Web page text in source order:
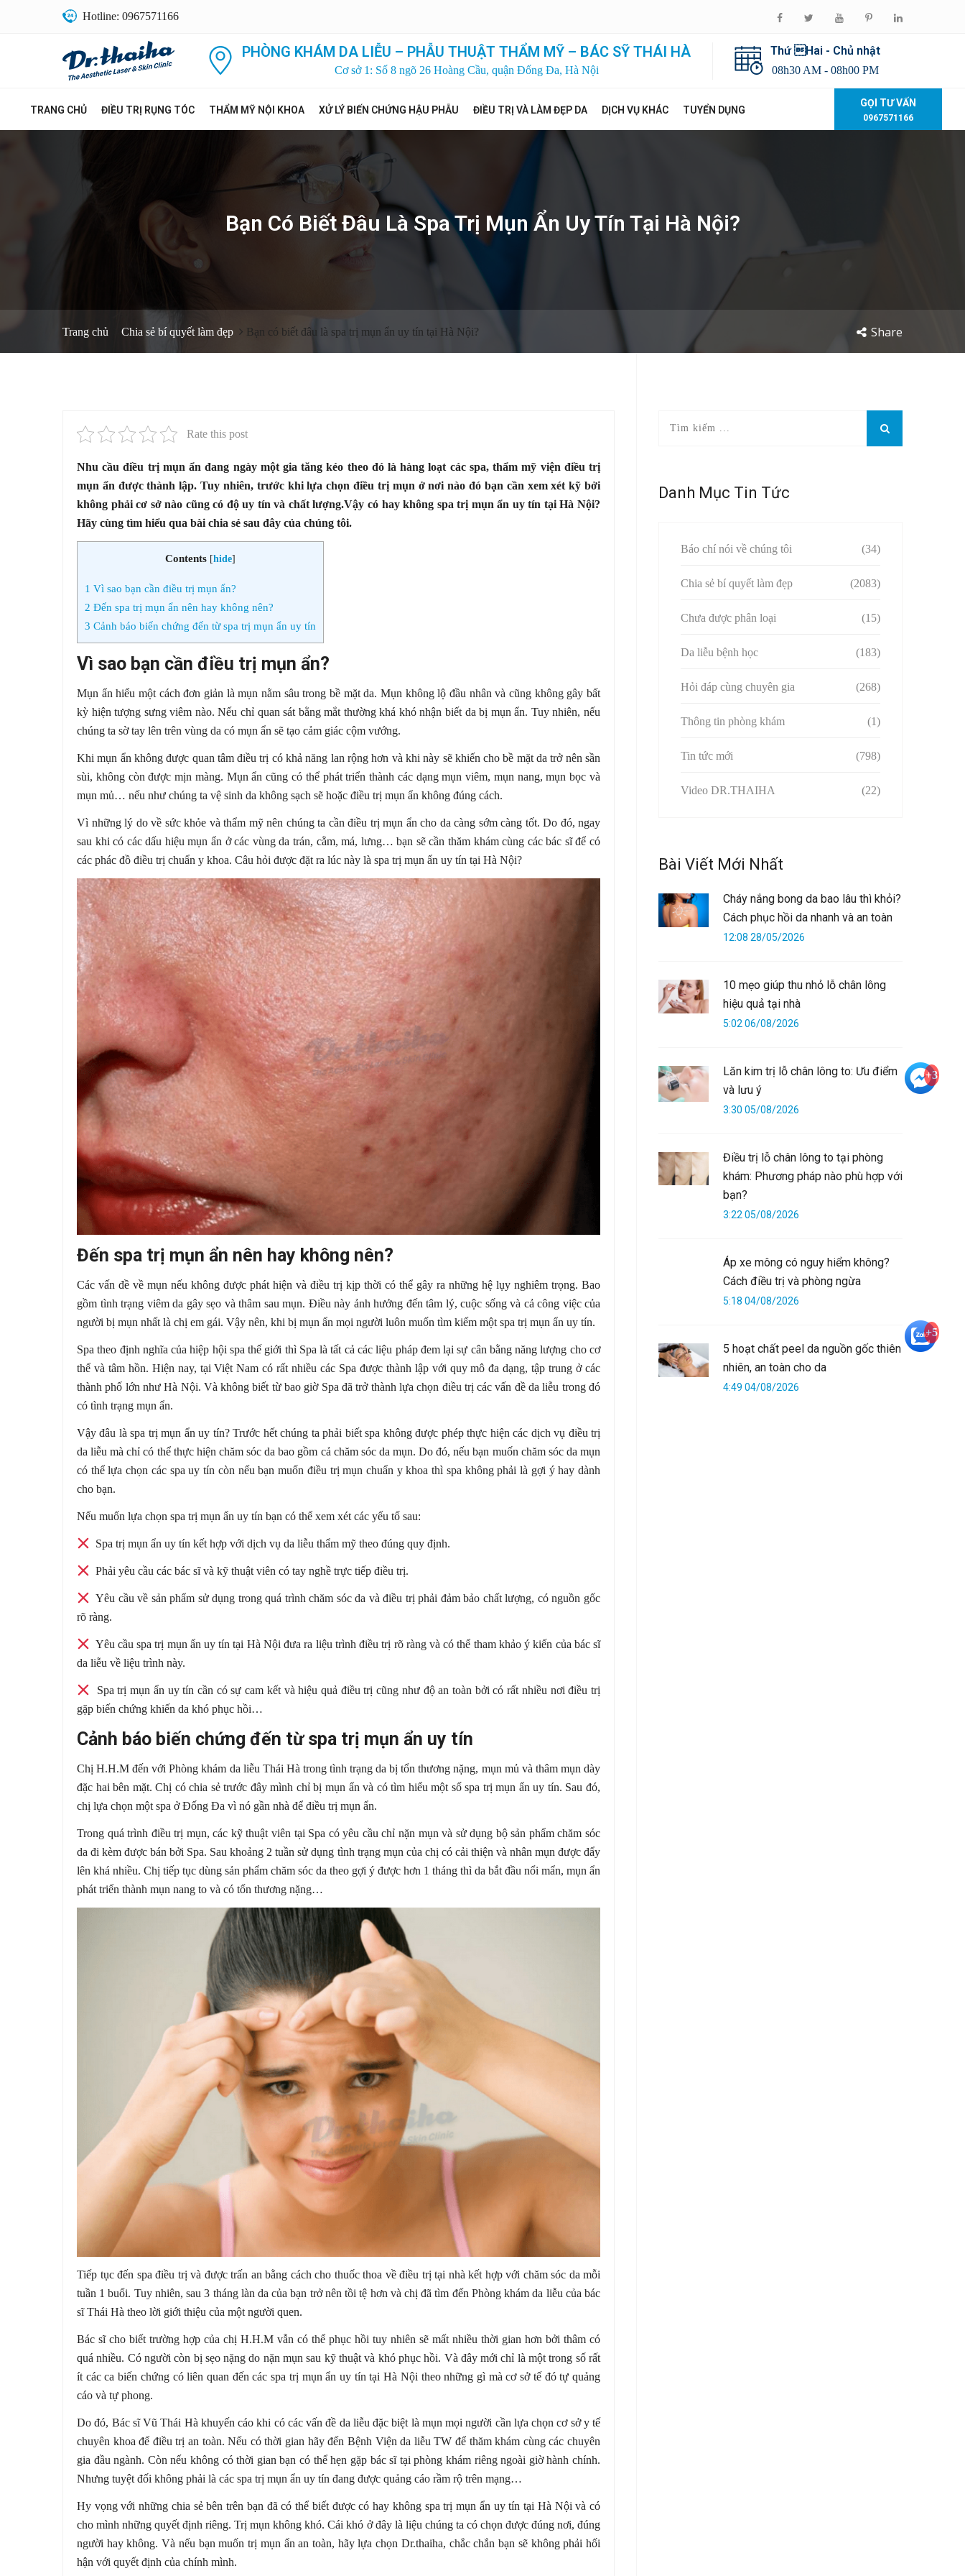
Hotline: 0967571166
PHÒNG KHÁM DA LIỄU – PHẪU THUẬT THẨM MỸ – BÁC SỸ THÁI HÀ
Cơ sở 1: Số 8 ngõ 26 Hoàng Cầu, quận Đống Đa, Hà Nội
Thứ Hai - Chủ nhật
08h30 AM - 08h00 PM
TRANG CHỦ ĐIỀU TRỊ RỤNG TÓC THẨM MỸ NỘI KHOA XỬ LÝ BIẾN CHỨNG HẬU PHẪU ĐIỀU TRỊ VÀ LÀM ĐẸP DA DỊCH VỤ KHÁC TUYỂN DỤNG
GỌI TƯ VẤN
0967571166
Bạn Có Biết Đâu Là Spa Trị Mụn Ẩn Uy Tín Tại Hà Nội?
Trang chủ Chia sẻ bí quyết làm đẹp Bạn có biết đâu là spa trị mụn ẩn uy tín tại Hà Nội? Share
Rate this post
Nhu cầu điều trị mụn ẩn đang ngày một gia tăng kéo theo đó là hàng loạt các spa, thẩm mỹ viện điều trị
mụn ẩn được thành lập. Tuy nhiên, trước khi lựa chọn điều trị mụn ở nơi nào đó bạn cần xem xét kỹ bởi
không phải cơ sở nào cũng có độ uy tín và chất lượng.Vậy có hay không spa trị mụn ẩn uy tín tại Hà Nội?
Hãy cùng tìm hiểu qua bài chia sẻ sau đây của chúng tôi.
Contents [hide]
1 Vì sao bạn cần điều trị mụn ẩn?
2 Đến spa trị mụn ẩn nên hay không nên?
3 Cảnh báo biến chứng đến từ spa trị mụn ẩn uy tín
Vì sao bạn cần điều trị mụn ẩn?
Mụn ẩn hiểu một cách đơn giản là mụn nằm sâu trong bề mặt da. Mụn không lộ đầu nhân và cũng không gây bất
kỳ hiện tượng sưng viêm nào. Nếu chỉ quan sát bằng mắt thường khá khó nhận biết da bị mụn ẩn. Tuy nhiên, nếu
chúng ta sờ tay lên trên vùng da có mụn ẩn sẽ tạo cảm giác cộm vướng.
Khi mụn ẩn không được quan tâm điều trị có khả năng lan rộng hơn và khi này sẽ khiến cho bề mặt da trở nên sần
sùi, không còn được mịn màng. Mụn ẩn cũng có thể phát triển thành các dạng mụn viêm, mụn nang, mụn bọc và
mụn mủ… nếu như chúng ta vệ sinh da không sạch sẽ hoặc điều trị mụn ẩn không đúng cách.
Vì những lý do về sức khỏe và thẩm mỹ nên chúng ta cần điều trị mụn ẩn cho da càng sớm càng tốt. Do đó, ngay
sau khi có các dấu hiệu mụn ẩn ở các vùng da trán, cằm, má, lưng… bạn sẽ cần thăm khám cùng các bác sĩ để có
các phác đồ điều trị chuẩn y khoa. Câu hỏi được đặt ra lúc này là spa trị mụn ẩn uy tín tại Hà Nội?
Đến spa trị mụn ẩn nên hay không nên?
Các vấn đề về mụn nếu không được phát hiện và điều trị kịp thời có thể gây ra những hệ lụy nghiêm trọng. Bao
gồm tình trạng viêm da gây sẹo và thâm sau mụn. Điều này ảnh hưởng đến tâm lý, cuộc sống và cả công việc của
người bị mụn nhất là chị em gái. Vậy nên, khi bị mụn ẩn mọi người luôn muốn tìm kiếm một spa trị mụn ẩn uy tín.
Spa theo định nghĩa của hiệp hội spa thế giới thì Spa là tất cả các liệu pháp đem lại sự cân bằng năng lượng cho cơ
thể và tâm hồn. Hiện nay, tại Việt Nam có rất nhiều các Spa được thành lập với quy mô đa dạng, tập trung ở các
thành phố lớn như Hà Nội. Và không biết từ bao giờ Spa đã trở thành lựa chọn điều trị các vấn đề da liễu trong đó
có tình trạng mụn ẩn.
Vậy đâu là spa trị mụn ẩn uy tín? Trước hết chúng ta phải biết spa không được phép thực hiện các dịch vụ điều trị
da liễu mà chỉ có thể thực hiện chăm sóc da bao gồm cả chăm sóc da mụn. Do đó, nếu bạn muốn chăm sóc da mụn
có thể lựa chọn các spa uy tín còn nếu bạn muốn điều trị mụn chuẩn y khoa thì spa không phải là gợi ý hay dành
cho bạn.
Nếu muốn lựa chọn spa trị mụn ẩn uy tín bạn có thể xem xét các yếu tố sau:
Spa trị mụn ẩn uy tín kết hợp với dịch vụ da liễu thẩm mỹ theo đúng quy định.
Phải yêu cầu các bác sĩ và kỹ thuật viên có tay nghề trực tiếp điều trị.
Yêu cầu về sản phẩm sử dụng trong quá trình chăm sóc da và điều trị phải đảm bảo chất lượng, có nguồn gốc
rõ ràng.
Yêu cầu spa trị mụn ẩn uy tín tại Hà Nội đưa ra liệu trình điều trị rõ ràng và có thể tham khảo ý kiến của bác sĩ
da liễu về liệu trình này.
Spa trị mụn ẩn uy tín cần có sự cam kết và hiệu quả điều trị cũng như độ an toàn bởi có rất nhiều nơi điều trị
gặp biến chứng khiến da khó phục hồi…
Cảnh báo biến chứng đến từ spa trị mụn ẩn uy tín
Chị H.H.M đến với Phòng khám da liễu Thái Hà trong tình trạng da bị tổn thương nặng, mụn mủ và thâm mụn dày
đặc hai bên mặt. Chị có chia sẻ trước đây mình chỉ bị mụn ẩn và có tìm hiểu một số spa trị mụn ẩn uy tín. Sau đó,
chị lựa chọn một spa ở Đống Đa vì nó gần nhà để điều trị mụn ẩn.
Trong quá trình điều trị mụn, các kỹ thuật viên tại Spa có yêu cầu chỉ nặn mụn và sử dụng bộ sản phẩm chăm sóc
da đi kèm được bán bởi Spa. Sau khoảng 2 tuần sử dụng tình trạng mụn của chị có cải thiện và nhân mụn được đẩy
lên khá nhiều. Chị tiếp tục dùng sản phẩm chăm sóc da theo gợi ý được hơn 1 tháng thì da bắt đầu nổi mẩn, mụn ẩn
phát triển thành mụn nang to và có tổn thương nặng…
Tiếp tục đến spa điều trị và được trấn an bằng cách cho thuốc thoa về điều trị tại nhà kết hợp với chăm sóc da mỗi
tuần 1 buổi. Tuy nhiên, sau 3 tháng làn da của bạn trở nên tồi tệ hơn và chị đã tìm đến Phòng khám da liễu của bác
sĩ Thái Hà theo lời giới thiệu của một người quen.
Bác sĩ cho biết trường hợp của chị H.H.M vẫn có thể phục hồi tuy nhiên sẽ mất nhiều thời gian hơn bởi thâm có
quá nhiều. Có người còn bị sẹo nặng do nặn mụn sau kỹ thuật và khó phục hồi. Và đây mới chỉ là một trong số rất
ít các ca biến chứng có liên quan đến các spa trị mụn ẩn uy tín tại Hà Nội theo những gì mà cơ sở tế đó tự quảng
cáo và tự phong.
Do đó, Bác sĩ Vũ Thái Hà khuyến cáo khi có các vấn đề da liễu đặc biệt là mụn mọi người cần lựa chọn cơ sở y tế
chuyên khoa để điều trị an toàn. Nếu có thời gian hãy đến Bệnh Viện da liễu TW để thăm khám cùng các chuyên
gia đầu ngành. Còn nếu không có thời gian bạn có thể hẹn gặp bác sĩ tại phòng khám riêng ngoài giờ hành chính.
Nhưng tuyệt đối không phải là các spa trị mụn ẩn uy tín đang được quảng cáo rầm rộ trên mạng…
Hy vọng với những chia sẻ bên trên bạn đã có thể biết được có hay không spa trị mụn ẩn uy tín tại Hà Nội và có
cho mình những quyết định riêng. Trị mụn không khó. Cái khó ở đây là liệu chúng ta có chọn được đúng nơi, đúng
người hay không. Và nếu bạn muốn trị mụn ẩn an toàn, hãy lựa chọn Dr.thaiha, chắc chắn bạn sẽ không phải hối
hận với quyết định của chính mình.
Danh Mục Tin Tức
Báo chí nói về chúng tôi (34)
Chia sẻ bí quyết làm đẹp (2083)
Chưa được phân loại (15)
Da liễu bệnh học (183)
Hỏi đáp cùng chuyên gia (268)
Thông tin phòng khám (1)
Tin tức mới (798)
Video DR.THAIHA (22)
Bài Viết Mới Nhất
Cháy nắng bong da bao lâu thì khỏi?
Cách phục hồi da nhanh và an toàn
12:08 28/05/2026
10 mẹo giúp thu nhỏ lỗ chân lông
hiệu quả tại nhà
5:02 06/08/2026
Lăn kim trị lỗ chân lông to: Ưu điểm
và lưu ý
3:30 05/08/2026
Điều trị lỗ chân lông to tại phòng
khám: Phương pháp nào phù hợp với
bạn?
3:22 05/08/2026
Áp xe mông có nguy hiểm không?
Cách điều trị và phòng ngừa
5:18 04/08/2026
5 hoạt chất peel da nguồn gốc thiên
nhiên, an toàn cho da
4:49 04/08/2026
+3
+5